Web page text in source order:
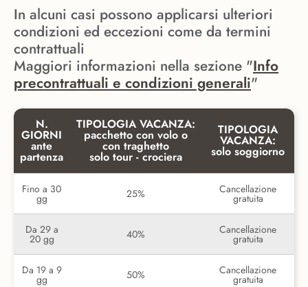
In alcuni casi possono applicarsi ulteriori
condizioni ed eccezioni come da termini
contrattuali
Maggiori informazioni nella sezione "Info
precontrattuali e condizioni generali"
N.
GIORNI
ante
partenza
TIPOLOGIA VACANZA:
pacchetto con volo o
con traghetto
solo tour - crociera
TIPOLOGIA
VACANZA:
solo soggiorno
Fino a 30
gg 25% Cancellazione
gratuita
Da 29 a
20 gg 40% Cancellazione
gratuita
Da 19 a 9
gg 50% Cancellazione
gratuita